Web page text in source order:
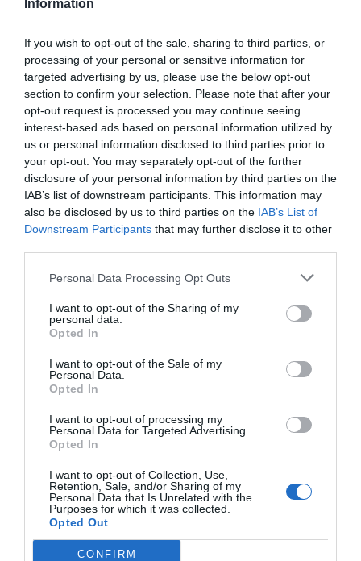
Information
If you wish to opt-out of the sale, sharing to third parties, or
processing of your personal or sensitive information for
targeted advertising by us, please use the below opt-out
section to confirm your selection. Please note that after your
opt-out request is processed you may continue seeing
interest-based ads based on personal information utilized by
us or personal information disclosed to third parties prior to
your opt-out. You may separately opt-out of the further
disclosure of your personal information by third parties on the
IAB’s list of downstream participants. This information may
also be disclosed by us to third parties on the IAB’s List of
Downstream Participants that may further disclose it to other
Personal Data Processing Opt Outs
I want to opt-out of the Sharing of my
personal data.
Opted In
I want to opt-out of the Sale of my
Personal Data.
Opted In
I want to opt-out of processing my
Personal Data for Targeted Advertising.
Opted In
I want to opt-out of Collection, Use,
Retention, Sale, and/or Sharing of my
Personal Data that Is Unrelated with the
Purposes for which it was collected.
Opted Out
CONFIRM
týchto kolies.
0.0
0% zákazníkov odporúča produkt
Pre pridanie recenzie sa musíte
prihlásiť
Doprava zadarmo pri
nákupe nad 100,00 €